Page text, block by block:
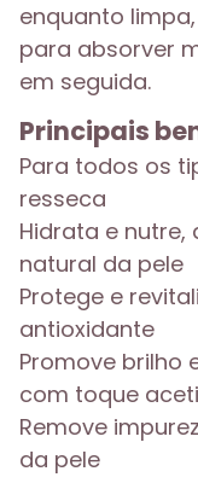
enquanto
para absorver
em seguida.
Principais
Para todos os
resseca
Hidrata e nutre,
natural da pele
Protege e
antioxidante
Promove brilho
com toque
Remove
da pele